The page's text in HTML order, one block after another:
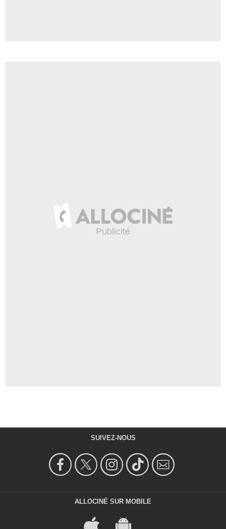
SUIVEZ-NOUS
ALLOCINÉ SUR MOBILE